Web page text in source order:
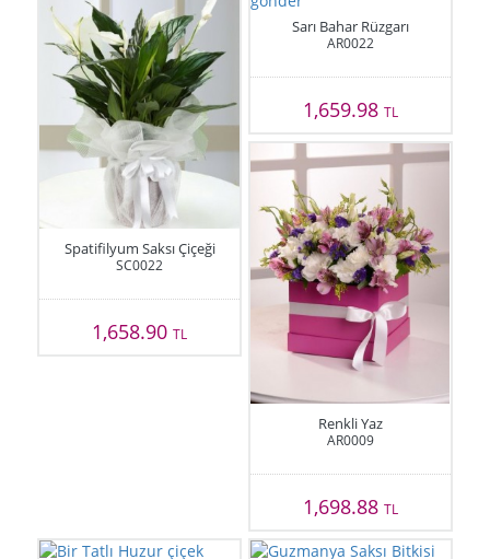
Spatifilyum Saksı Çiçeği
SC0022
1,658.90TL
Sarı Bahar Rüzgarı
AR0022
1,659.98 TL
Renkli Yaz
AR0009
1,698.88 TL